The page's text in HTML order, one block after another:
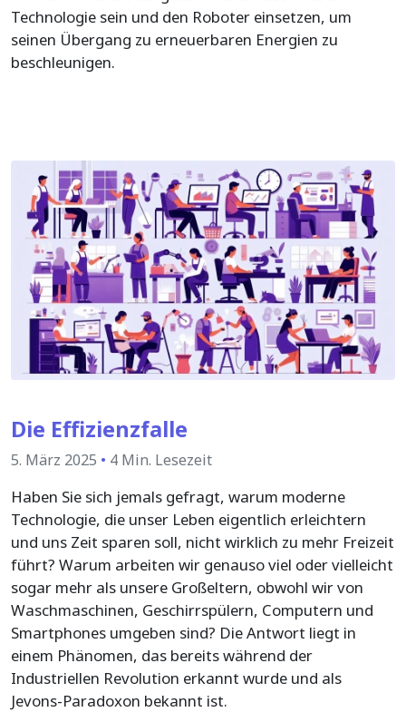
Technologie sein und den Roboter einsetzen, um
seinen Übergang zu erneuerbaren Energien zu
beschleunigen.
Die Effizienzfalle
5. März 2025 • 4 Min. Lesezeit
Haben Sie sich jemals gefragt, warum moderne
Technologie, die unser Leben eigentlich erleichtern
und uns Zeit sparen soll, nicht wirklich zu mehr Freizeit
führt? Warum arbeiten wir genauso viel oder vielleicht
sogar mehr als unsere Großeltern, obwohl wir von
Waschmaschinen, Geschirrspülern, Computern und
Smartphones umgeben sind? Die Antwort liegt in
einem Phänomen, das bereits während der
Industriellen Revolution erkannt wurde und als
Jevons-Paradoxon bekannt ist.